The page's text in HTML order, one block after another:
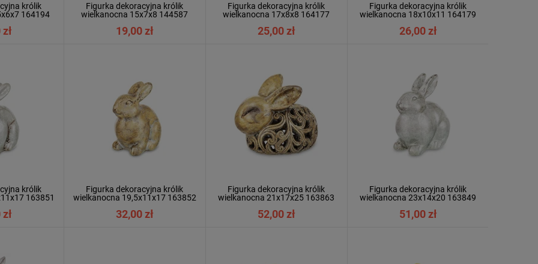
królik
164194
Figurka dekoracyjna królik
wielkanocna 15x7x8 144587
19,00 zł
Figurka dekoracyjna królik
wielkanocna 17x8x8 164177
25,00 zł
Figurka dekoracyjna królik
wielkanocna 18x10x11 164179
26,00 zł
królik
163851
Figurka dekoracyjna królik
wielkanocna 19,5x11x17 163852
32,00 zł
Figurka dekoracyjna królik
wielkanocna 21x17x25 163863
52,00 zł
Figurka dekoracyjna królik
wielkanocna 23x14x20 163849
51,00 zł